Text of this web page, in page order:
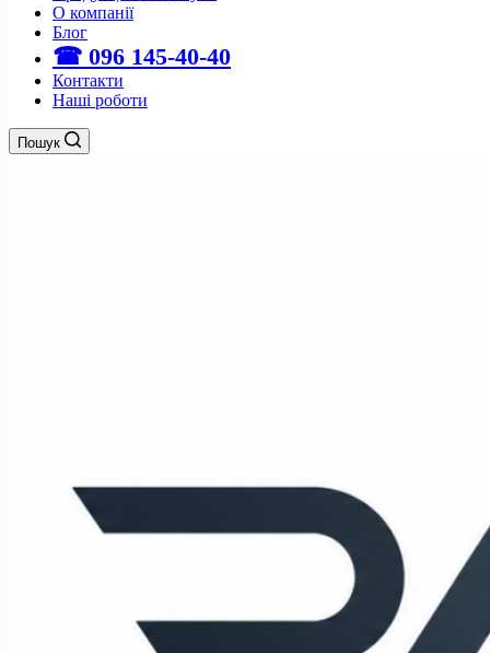
О компанії
Блог
☎ 096 145-40-40
Контакти
Наші роботи
Пошук